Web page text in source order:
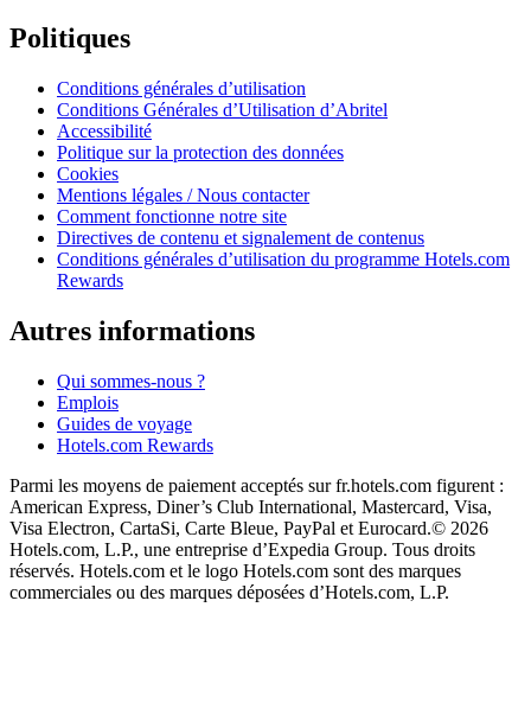
Politiques
Conditions générales d’utilisation
Conditions Générales d’Utilisation d’Abritel
Accessibilité
Politique sur la protection des données
Cookies
Mentions légales / Nous contacter
Comment fonctionne notre site
Directives de contenu et signalement de contenus
Conditions générales d’utilisation du programme Hotels.com
Rewards
Autres informations
Qui sommes-nous ?
Emplois
Guides de voyage
Hotels.com Rewards
Parmi les moyens de paiement acceptés sur fr.hotels.com figurent :
American Express, Diner’s Club International, Mastercard, Visa,
Visa Electron, CartaSi, Carte Bleue, PayPal et Eurocard.© 2026
Hotels.com, L.P., une entreprise d’Expedia Group. Tous droits
réservés. Hotels.com et le logo Hotels.com sont des marques
commerciales ou des marques déposées d’Hotels.com, L.P.